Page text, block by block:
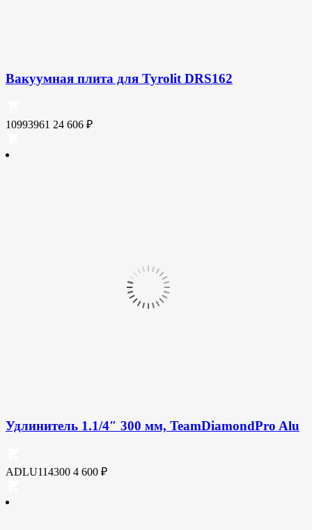
Вакуумная плита для Tyrolit DRS162
10993961 24 606 ₽
Удлинитель 1.1/4″ 300 мм, TeamDiamondPro Alu
ADLU114300 4 600 ₽